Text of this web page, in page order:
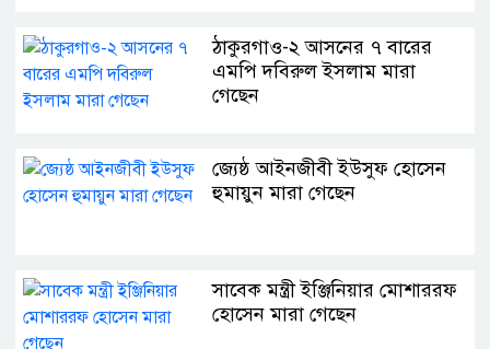
ঠাকুরগাও-২ আসনের ৭ বারের
এমপি দবিরুল ইসলাম মারা
গেছেন
জ্যেষ্ঠ আইনজীবী ইউসুফ হোসেন
হুমায়ুন মারা গেছেন
সাবেক মন্ত্রী ইঞ্জিনিয়ার মোশাররফ
হোসেন মারা গেছেন